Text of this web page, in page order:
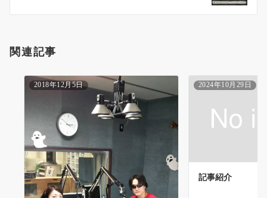
ン
関連記事
2018年12月5日 2024年10月29日
記事紹介